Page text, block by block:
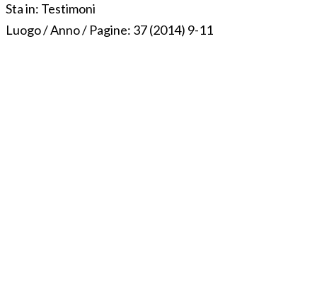
Sta in: Testimoni
Luogo / Anno / Pagine: 37 (2014) 9-11